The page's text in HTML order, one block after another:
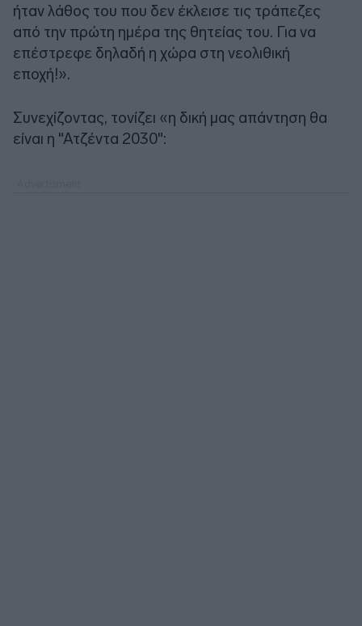
ήταν λάθος του που δεν έκλεισε τις τράπεζες
από την πρώτη ημέρα της θητείας του. Για να
επέστρεφε δηλαδή η χώρα στη νεολιθική
εποχή!».
Συνεχίζοντας, τονίζει «η δική μας απάντηση θα
είναι η "Ατζέντα 2030":